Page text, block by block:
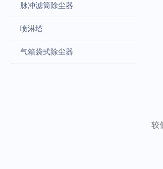
脉冲滤筒除尘器
喷淋塔
气箱袋式除尘器
1
2
3
4
5
较